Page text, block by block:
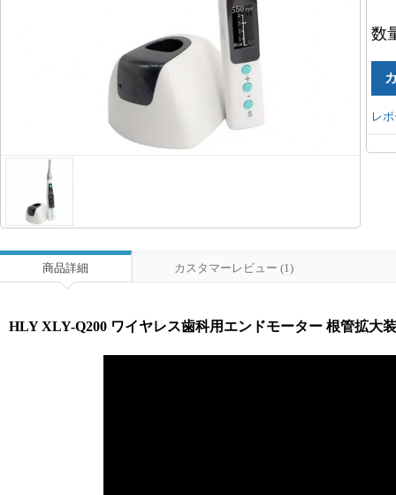
数
レ
商品詳細 カスタマーレビュー (1)
HLY XLY-Q200 ワイヤレス歯科用エンドモーター 根管拡大